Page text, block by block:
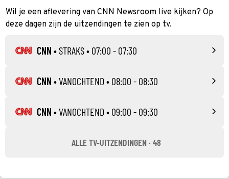
Wil je een aflevering van CNN Newsroom live kijken? Op
deze dagen zijn de uitzendingen te zien op tv.
CNN •STRAKS• 07:00 - 07:30
CNN •VANOCHTEND • 08:00 - 08:30
CNN •VANOCHTEND • 09:00 - 09:30
ALLE TV-UITZENDINGEN · 48